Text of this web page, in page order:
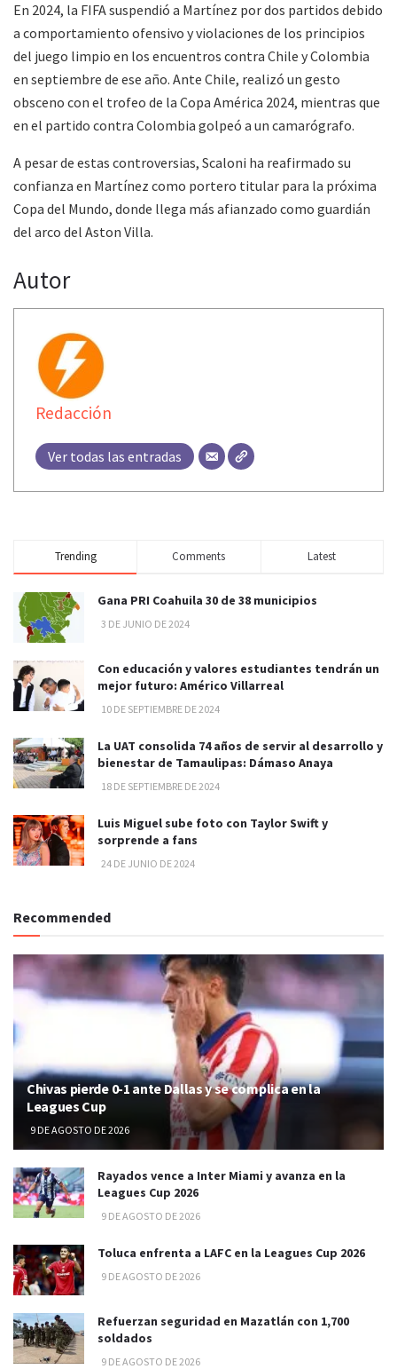
En 2024, la FIFA suspendió a Martínez por dos partidos debido
a comportamiento ofensivo y violaciones de los principios
del juego limpio en los encuentros contra Chile y Colombia
en septiembre de ese año. Ante Chile, realizó un gesto
obsceno con el trofeo de la Copa América 2024, mientras que
en el partido contra Colombia golpeó a un camarógrafo.
A pesar de estas controversias, Scaloni ha reafirmado su
confianza en Martínez como portero titular para la próxima
Copa del Mundo, donde llega más afianzado como guardián
del arco del Aston Villa.
Autor
Redacción
Ver todas las entradas
Trending Comments Latest
Gana PRI Coahuila 30 de 38 municipios
3 DE JUNIO DE 2024
Con educación y valores estudiantes tendrán un
mejor futuro: Américo Villarreal
10 DE SEPTIEMBRE DE 2024
La UAT consolida 74 años de servir al desarrollo y
bienestar de Tamaulipas: Dámaso Anaya
18 DE SEPTIEMBRE DE 2024
Luis Miguel sube foto con Taylor Swift y
sorprende a fans
24 DE JUNIO DE 2024
Recommended
Chivas pierde 0-1 ante Dallas y se complica en la
Leagues Cup
9 DE AGOSTO DE 2026
Rayados vence a Inter Miami y avanza en la
Leagues Cup 2026
9 DE AGOSTO DE 2026
Toluca enfrenta a LAFC en la Leagues Cup 2026
9 DE AGOSTO DE 2026
Refuerzan seguridad en Mazatlán con 1,700
soldados
9 DE AGOSTO DE 2026